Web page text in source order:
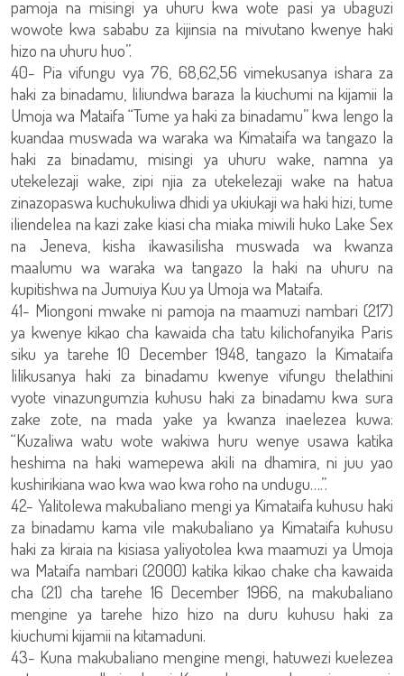
pamoja na misingi ya uhuru kwa wote pasi ya ubaguzi
wowote kwa sababu za kijinsia na mivutano kwenye haki
hizo na uhuru huo”.
40- Pia vifungu vya 76, 68,62,56 vimekusanya ishara za
haki za binadamu, liliundwa baraza la kiuchumi na kijamii la
Umoja wa Mataifa “Tume ya haki za binadamu” kwa lengo la
kuandaa muswada wa waraka wa Kimataifa wa tangazo la
haki za binadamu, misingi ya uhuru wake, namna ya
utekelezaji wake, zipi njia za utekelezaji wake na hatua
zinazopaswa kuchukuliwa dhidi ya ukiukaji wa haki hizi, tume
iliendelea na kazi zake kiasi cha miaka miwili huko Lake Sex
na Jeneva, kisha ikawasilisha muswada wa kwanza
maalumu wa waraka wa tangazo la haki na uhuru na
kupitishwa na Jumuiya Kuu ya Umoja wa Mataifa.
41- Miongoni mwake ni pamoja na maamuzi nambari (217)
ya kwenye kikao cha kawaida cha tatu kilichofanyika Paris
siku ya tarehe 10 December 1948, tangazo la Kimataifa
lilikusanya haki za binadamu kwenye vifungu thelathini
vyote vinazungumzia kuhusu haki za binadamu kwa sura
zake zote, na mada yake ya kwanza inaelezea kuwa:
“Kuzaliwa watu wote wakiwa huru wenye usawa katika
heshima na haki wamepewa akili na dhamira, ni juu yao
kushirikiana wao kwa wao kwa roho na undugu….”.
42- Yalitolewa makubaliano mengi ya Kimataifa kuhusu haki
za binadamu kama vile makubaliano ya Kimataifa kuhusu
haki za kiraia na kisiasa yaliyotolea kwa maamuzi ya Umoja
wa Mataifa nambari (2000) katika kikao chake cha kawaida
cha (21) cha tarehe 16 December 1966, na makubaliano
mengine ya tarehe hizo hizo na duru kuhusu haki za
kiuchumi kijamii na kitamaduni.
43- Kuna makubaliano mengine mengi, hatuwezi kuelezea